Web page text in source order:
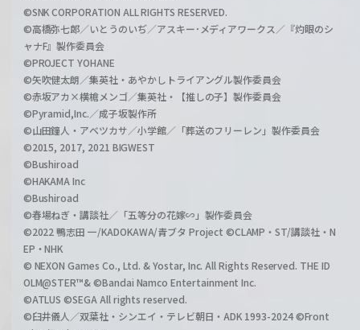
©SNK CORPORATION ALL RIGHTS RESERVED.
©高橋弥七郎／いとうのいぢ／アスキー･メディアワークス／『灼眼のシ
ャナF』製作委員会
©PROJECT YOHANE
©矢吹健太朗／集英社・あやかしトライアングル製作委員会
©赤坂アカ×横槍メンゴ／集英社・【推しの子】製作委員会
©Pyramid,Inc.／成子坂製作所
©山田鐘人・アベツカサ／小学館／「葬送のフリーレン」製作委員会
©2015, 2017, 2021 BIGWEST
©Bushiroad
©HAKAMA Inc
©Bushiroad
©春場ねぎ・講談社／「五等分の花嫁∽」製作委員会
©2022 鴨志田 一/KADOKAWA/青ブタ Project ©CLAMP・ST/講談社・N
EP・NHK
© NEXON Games Co., Ltd. & Yostar, Inc. All Rights Reserved. THE ID
OLM@STER™& ©Bandai Namco Entertainment Inc.
©ATLUS ©SEGA All rights reserved.
©臼井儀人／双葉社・シンエイ・テレビ朝日・ADK 1993-2024 ©Front